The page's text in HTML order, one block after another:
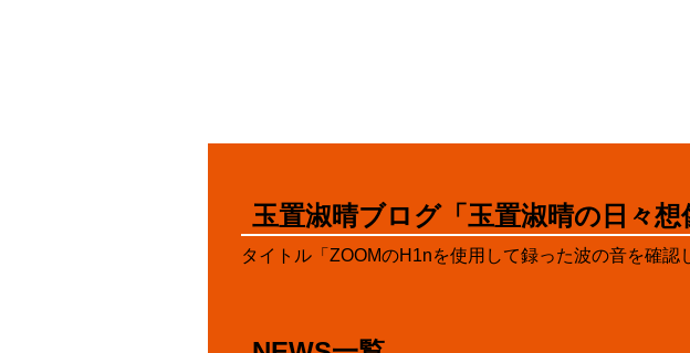
玉置淑晴ブログ「玉置淑晴の日々想
タイトル「ZOOMのH1nを使用して録った波の音を確認